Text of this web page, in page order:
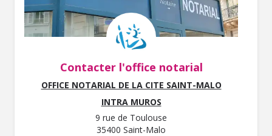
Contacter l'office notarial
OFFICE NOTARIAL DE LA CITE SAINT-MALO
INTRA MUROS
9 rue de Toulouse
35400 Saint-Malo